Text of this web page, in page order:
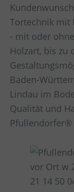
Tortechnik mit
- mit oder
Holzart, bis zu
Baden-
Lindau im
Qualität und
Pfullendorfer®